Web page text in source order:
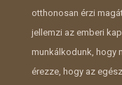
otthonosan érzi
jellemzi az emberi
munkálkodunk, hogy
érezze, hogy az